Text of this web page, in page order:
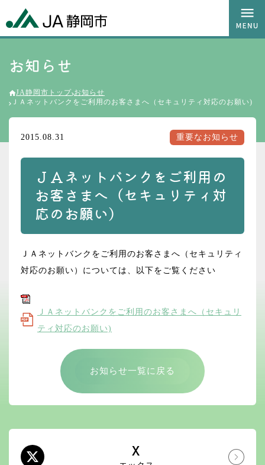
お知らせ
JA静岡市トップ お知らせ
ＪＡネットバンクをご利用のお客さまへ（セキュリティ対応のお願い)
2015.08.31 重要なお知らせ
ＪＡネットバンクをご利用の
お客さまへ（セキュリティ対
応のお願い)
ＪＡネットバンクをご利用のお客さまへ（セキュリティ
対応のお願い）については、以下をご覧ください
ＪＡネットバンクをご利用のお客さまへ（セキュリ
ティ対応のお願い)
お知らせ一覧に戻る
X